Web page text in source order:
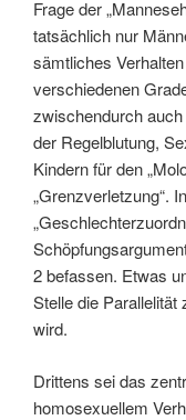
Frage der
tatsächlich nur
sämtliches
verschiedenen
zwischendurch
der Regelblutung,
Kindern für den
„Grenzverletzung“.
2 befassen. Etwas
Stelle die
wird.
Drittens sei das
homosexuellem